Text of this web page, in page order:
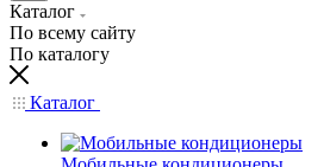
Каталог
По всему сайту
По каталогу
Каталог